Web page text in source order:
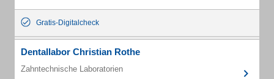
Gratis-Digitalcheck
Dentallabor Christian Rothe
Zahntechnische Laboratorien